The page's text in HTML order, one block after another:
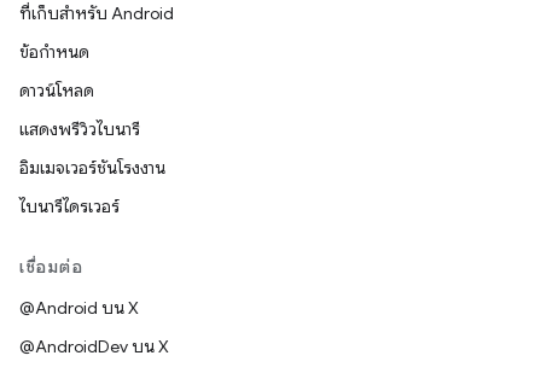
ที่เก็บสำหรับ Android
ข้อกำหนด
ดาวน์โหลด
แสดงพรีวิวไบนารี
อิมเมจเวอร์ชันโรงงาน
ไบนารีไดรเวอร์
เชื่อมต่อ
@Android บน X
@AndroidDev บน X